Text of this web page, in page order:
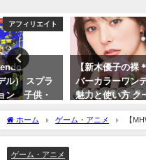
アフィリエイト
【新木優子の裸＊の写真多数】エ
バーカラーワンデーナチュラルの
魅力と使い方 クーポン 送料無
料！
ホーム ゲーム・アニメ
【
るスラアクを実機映像で徹底解説
ゲーム・アニメ